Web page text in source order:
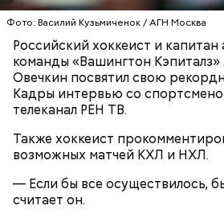
Фото: Василий Кузьмиченок / АГН Москва
Российский хоккеист и
команды «Вашингтон
Овечкин посвятил свою
Кадры интервью со
телеканал РЕН ТВ.
Также хоккеист
возможных матчей КХЛ и НХЛ.
— Если бы все осуществилось,
считает он.